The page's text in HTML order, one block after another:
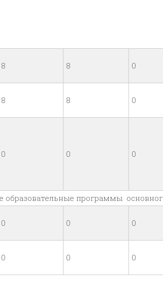
8 8 0
8 8 0
0 0 0
образовательные программы
0 0 0
0 0 0